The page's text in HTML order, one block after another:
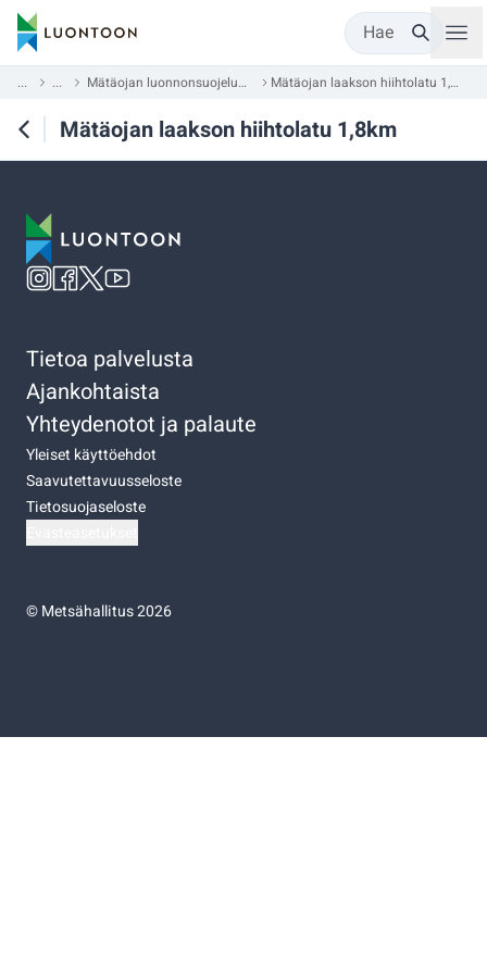
Hae
... ... Mätäojan luonnonsuojelualue Mätäojan laakson hiihtolatu 1,8km
Mätäojan laakson hiihtolatu 1,8km
Tietoa palvelusta
Ajankohtaista
Yhteydenotot ja palaute
Yleiset käyttöehdot
Saavutettavuusseloste
Tietosuojaseloste
©Metsähallitus 2026